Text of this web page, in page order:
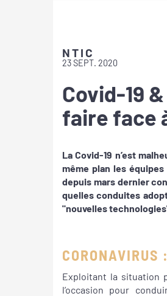
NTIC
23 SEPT. 2020
Covid-19
faire face
La Covid-19 n’est
même plan les
depuis mars dernier
quelles conduites
"nouvelles
Exploitant la situation
l’occasion pour